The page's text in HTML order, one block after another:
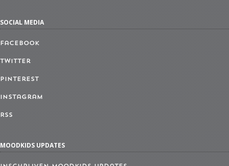
SOCIAL MEDIA
Facebook
Twitter
Pinterest
Instagram
RSS
MOODKIDS UPDATES